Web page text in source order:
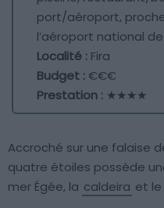
port/aéroport,
l’aéroport national
Localité : Fira
Budget :€€€
Prestation : ★★★★
Accroché sur une falaise
quatre étoiles possède
mer Égée, la caldeira et le